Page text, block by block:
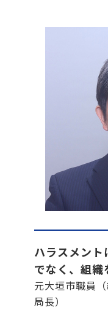
ハラスメント
でなく、組織
元大垣市職員
局長）